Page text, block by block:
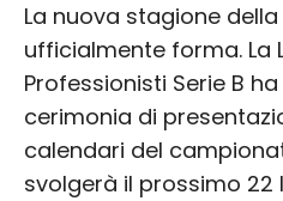
La nuova stagione della
ufficialmente forma. La
Professionisti Serie B
cerimonia di
calendari del
svolgerà il prossimo 22